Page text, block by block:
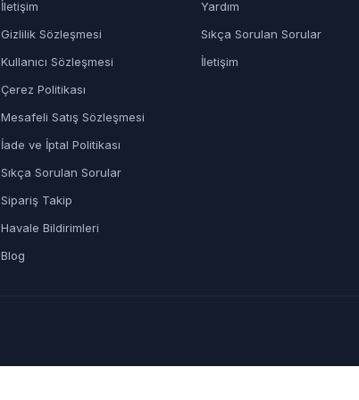
İletişim
Gizlilik Sözleşmesi
Kullanıcı Sözleşmesi
Çerez Politikası
Mesafeli Satış Sözleşmesi
İade ve İptal Politikası
Sıkça Sorulan Sorular
Sipariş Takip
Havale Bildirimleri
Blog
Yardım
Sıkça Sorulan Sorular
İletişim